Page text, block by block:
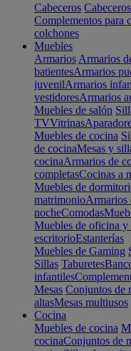
Cabeceros
Complementos para
colchones
Muebles
Armarios Armarios
batientesArmarios
juvenilArmarios
vestidoresArmarios
Muebles de salón
TVVitrinas
Muebles de cocina
de cocinaMesas y
cocinaArmarios de
completasCocinas a
Muebles de
matrimonioArmarios
nocheComodas
Muebles de oficina y
escritorioEstanterías
Muebles de Gaming
Sillas Taburetes
infantiles
Mesas Conjuntos de
altasMesas multiusos
Cocina
Muebles de cocina
cocinaConjuntos de